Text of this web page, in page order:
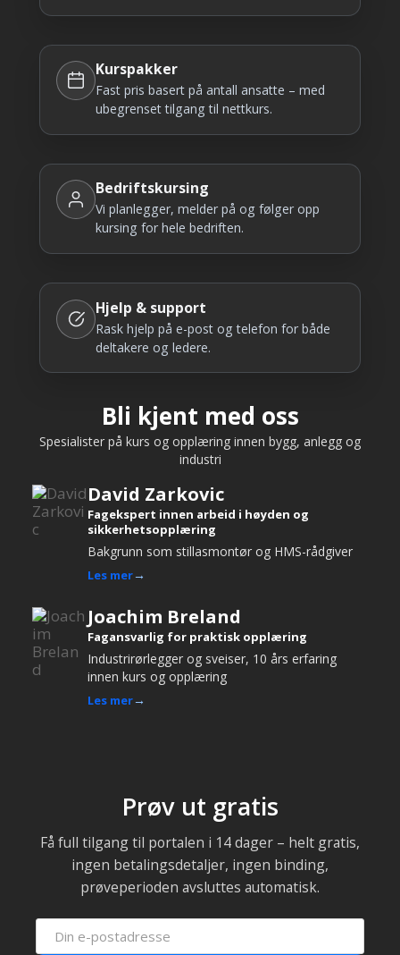
Kurspakker
Fast pris basert på antall ansatte – med
ubegrenset tilgang til nettkurs.
Bedriftskursing
Vi planlegger, melder på og følger opp
kursing for hele bedriften.
Hjelp & support
Rask hjelp på e-post og telefon for både
deltakere og ledere.
Bli kjent med oss
Spesialister på kurs og opplæring innen bygg, anlegg og
industri
David Zarkovic
Fagekspert innen arbeid i høyden og
sikkerhetsopplæring
Bakgrunn som stillasmontør og HMS-rådgiver
Les mer
Joachim Breland
Fagansvarlig for praktisk opplæring
Industrirørlegger og sveiser, 10 års erfaring
innen kurs og opplæring
Les mer
Prøv ut gratis
Få full tilgang til portalen i 14 dager – helt gratis,
ingen betalingsdetaljer, ingen binding,
prøveperioden avsluttes automatisk.